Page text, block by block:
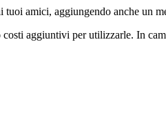
amici, aggiungendo anche un
aggiuntivi per utilizzarle. In